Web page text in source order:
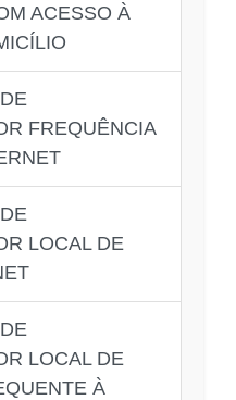
ACESSO À
FREQUÊNCIA
LOCAL DE
LOCAL DE
À